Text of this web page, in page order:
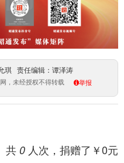
琪 责任编辑：谭泽涛
，未经授权不得转载 举报
共 0 人次，捐赠了￥0元